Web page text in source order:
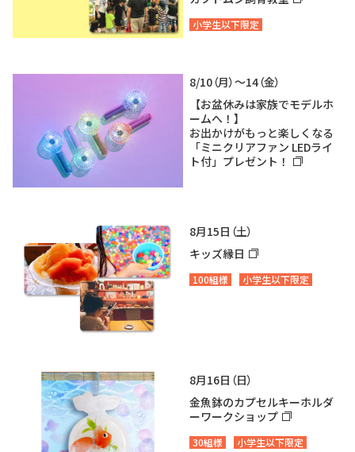
小学生以下限定
8/10（月）～14（金）
【お盆休みは家族でモデルホ
ームへ！】
お出かけがもっと楽しくなる
「ミニクリアファン LEDライ
ト付」プレゼント！
100組様 小学生以下限定
8月15日（土）
キッズ縁日
30組様 小学生以下限定
8月16日（日）
金魚鉢のカプセルキーホルダ
ーワークショップ